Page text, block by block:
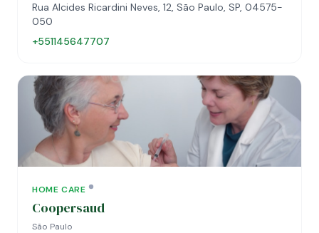
Rua Alcides Ricardini Neves, 12, São Paulo, SP, 04575-
050
+551145647707
HOME CARE
Coopersaud
São Paulo